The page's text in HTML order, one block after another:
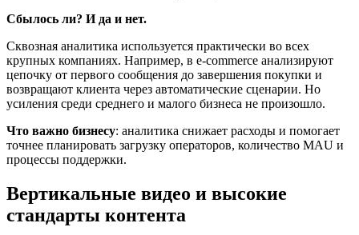
Сбылось ли? И да и нет.
Сквозная аналитика используется практически во всех
крупных компаниях. Например, в e-commerce анализируют
цепочку от первого сообщения до завершения покупки и
возвращают клиента через автоматические сценарии. Но
усиления среди среднего и малого бизнеса не произошло.
Что важно бизнесу: аналитика снижает расходы и помогает
точнее планировать загрузку операторов, количество MAU и
процессы поддержки.
Вертикальные видео и высокие
стандарты контента